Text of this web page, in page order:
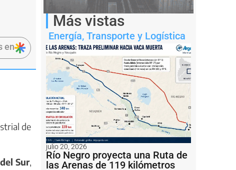
en
de
Sur,
Más vistas
Energía, Transporte y Logística
julio 20, 2026
Río Negro proyecta una Ruta de
las Arenas de 119 kilómetros